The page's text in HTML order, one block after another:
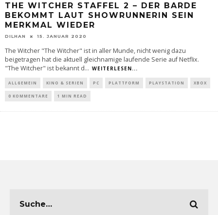
THE WITCHER STAFFEL 2 – DER BARDE
BEKOMMT LAUT SHOWRUNNERIN SEIN
MERKMAL WIEDER
DILHAN 15. JANUAR 2020
The Witcher "The Witcher" ist in aller Munde, nicht wenig dazu
beigetragen hat die aktuell gleichnamige laufende Serie auf Netflix.
"The Witcher" ist bekannt d... WEITERLESEN...
ALLGEMEIN KINO & SERIEN PC PLATTFORM PLAYSTATION XBOX
0 KOMMENTARE 1 MIN READ